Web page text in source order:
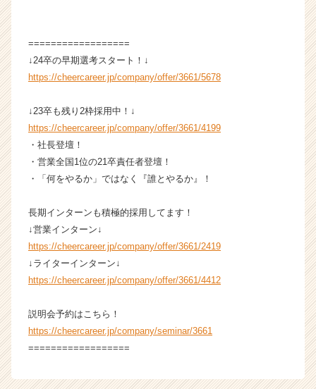
==================
↓24卒の早期選考スタート！↓
https://cheercareer.jp/company/offer/3661/5678
↓23卒も残り2枠採用中！↓
https://cheercareer.jp/company/offer/3661/4199
・社長登壇！
・営業全国1位の21卒責任者登壇！
・「何をやるか」ではなく『誰とやるか』！
長期インターンも積極的採用してます！
↓営業インターン↓
https://cheercareer.jp/company/offer/3661/2419
↓ライターインターン↓
https://cheercareer.jp/company/offer/3661/4412
説明会予約はこちら！
https://cheercareer.jp/company/seminar/3661
==================